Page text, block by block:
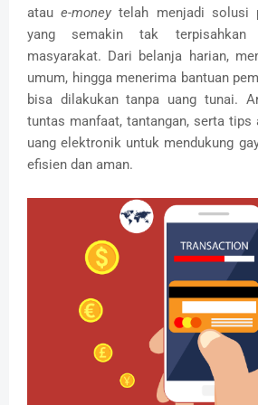
ataue-money telah menjadi solusi
yang semakin tak
masyarakat. Dari belanja harian,
umum, hingga menerima bantuan
bisa dilakukan tanpa uang tunai.
tuntas manfaat, tantangan, serta tips
uang elektronik untuk mendukung
efisien dan aman.